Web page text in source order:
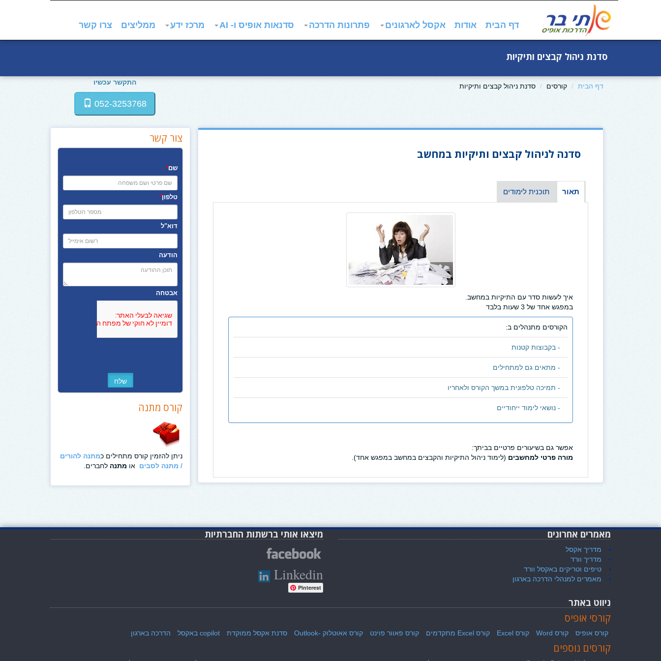
דף הבית אודות אקסל לארגונים פתרונות הדרכה סדנאות אופיס ו- AI מרכז ידע ממליצים צרו קשר
סדנת ניהול קבצים ותיקיות
דף הבית קורסים סדנת ניהול קבצים ותיקיות התקשר עכשיו
052-3253768
סדנה לניהול קבצים ותיקיות במחשב
תאור תוכנית לימודים
איך לעשות סדר עם התיקיות במחשב.
במפגש אחד של 3 שעות בלבד
הקורסים מתנהלים ב:
- בקבוצות קטנות
- מתאים גם למתחילים
- תמיכה טלפונית במשך הקורס ולאחריו
- נושאי לימוד ייחודיים
אפשר גם בשיעורים פרטיים בביתך:
מורה פרטי למחשבים (לימוד ניהול התיקיות והקבצים במחשב במפגש אחד).
צור קשר
שם*
טלפון*
דוא"ל
הודעה
אבטחה
קורס מתנה
ניתן להזמין קורס מתחילים כמתנה להורים
/ מתנה לסבים או מתנה לחברים.
מאמרים אחרונים
מדריך אקסל
מדריך וורד
טיפים וטריקים באקסל וורד
מאמרים למנהלי הדרכה בארגון
מיצאו אותי ברשתות החברתיות
Linkedin
Pinterest
ניווט באתר
קורסי אופיס
קורס אופיס קורס Word קורס Excel קורס Excel מתקדמים קורס פאוור פוינט קורס אאוטלוק -Outlook סדנת אקסל ממוקדת copilot באקסל הדרכה בארגון
קורסים נוספים